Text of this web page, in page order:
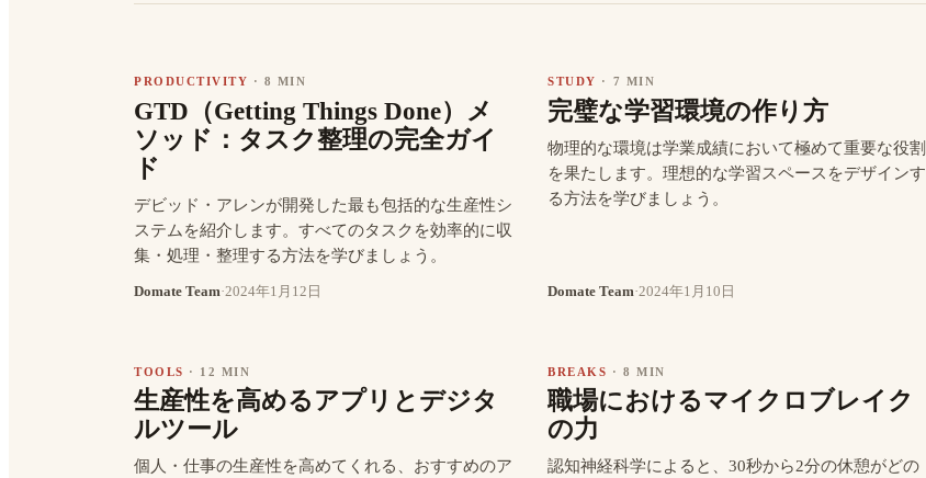
PRODUCTIVITY · 8 MIN
GTD（Getting Things Done）メ
ソッド：タスク整理の完全ガイ
ド
デビッド・アレンが開発した最も包括的な生産性シ
ステムを紹介します。すべてのタスクを効率的に収
集・処理・整理する方法を学びましょう。
Domate Team·2024年1月12日
STUDY · 7 MIN
完璧な学習環境の作り方
物理的な環境は学業成績において極めて重要な役割
を果たします。理想的な学習スペースをデザインす
る方法を学びましょう。
Domate Team·2024年1月10日
TOOLS · 12 MIN
生産性を高めるアプリとデジタ
ルツール
個人・仕事の生産性を高めてくれる、おすすめのア
BREAKS ·8 MIN
職場におけるマイクロブレイク
の力
認知神経科学によると、30秒から2分の休憩がどの